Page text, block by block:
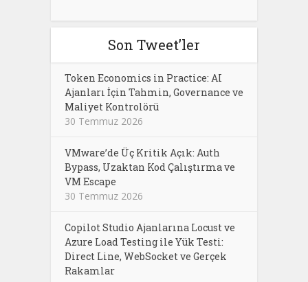
Son Tweet’ler
Token Economics in Practice: AI
Ajanları İçin Tahmin, Governance ve
Maliyet Kontrolörü
30 Temmuz 2026
VMware’de Üç Kritik Açık: Auth
Bypass, Uzaktan Kod Çalıştırma ve
VM Escape
30 Temmuz 2026
Copilot Studio Ajanlarına Locust ve
Azure Load Testing ile Yük Testi:
Direct Line, WebSocket ve Gerçek
Rakamlar